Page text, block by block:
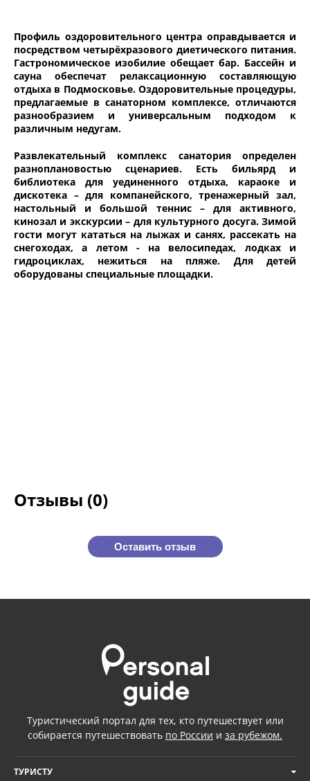
Профиль оздоровительного центра оправдывается и
посредством четырёхразового диетического питания.
Гастрономическое изобилие обещает бар. Бассейн и
сауна обеспечат релаксационную составляющую
отдыха в Подмосковье. Оздоровительные процедуры,
предлагаемые в санаторном комплексе, отличаются
разнообразием и универсальным подходом к
различным недугам.
Развлекательный комплекс санатория определен
разноплановостью сценариев. Есть бильярд и
библиотека для уединенного отдыха, караоке и
дискотека – для компанейского, тренажерный зал,
настольный и большой теннис – для активного,
кинозал и экскурсии – для культурного досуга. Зимой
гости могут кататься на лыжах и санях, рассекать на
снегоходах, а летом - на велосипедах, лодках и
гидроциклах, нежиться на пляже. Для детей
оборудованы специальные площадки.
Отзывы (0)
Оставить отзыв
Туристический портал для тех, кто путешествует или
собирается путешествовать по России и за рубежом.
ТУРИСТУ